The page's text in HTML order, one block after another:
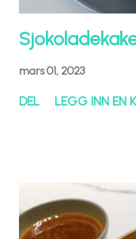
mars 01, 2023
DEL LEGG INN EN